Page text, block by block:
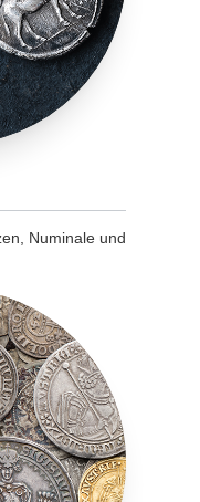
Numinale und